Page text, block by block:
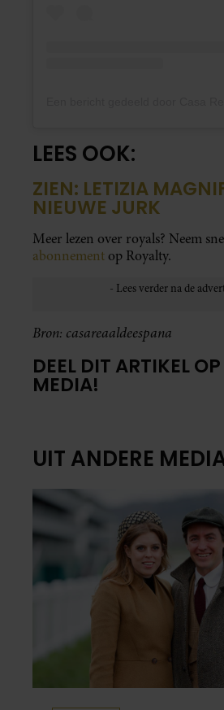
LEES OOK:
ZIEN: LETIZIA
NIEUWE JURK
Meer lezen over royals? Neem
abonnement op Royalty.
Bron: casareaaldeespana
DEEL DIT ARTIKEL
MEDIA!
UIT ANDERE